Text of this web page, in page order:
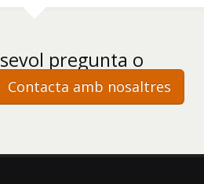
pregunta o
Contacta amb nosaltres